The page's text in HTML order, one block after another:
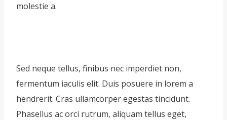
molestie a.
Sed neque tellus, finibus nec imperdiet non,
fermentum iaculis elit. Duis posuere in lorem a
hendrerit. Cras ullamcorper egestas tincidunt.
Phasellus ac orci rutrum, aliquam tellus eget,